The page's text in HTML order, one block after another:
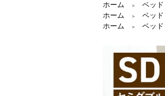
ホーム
＞ ベッド
ホーム
＞ ベッド
ホーム
＞ ベッド